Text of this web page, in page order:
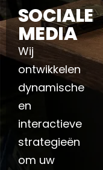
SOCIALE
MEDIA
Wij
ontwikkelen
dynamische
en
interactieve
strategieën
om uw